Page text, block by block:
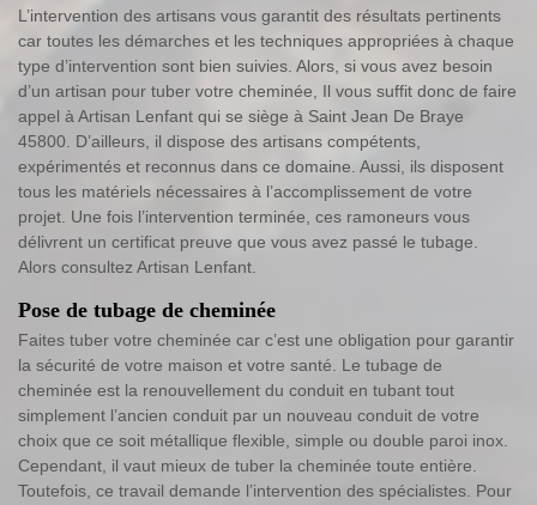
L’intervention des artisans vous garantit des résultats pertinents
car toutes les démarches et les techniques appropriées à chaque
type d’intervention sont bien suivies. Alors, si vous avez besoin
d’un artisan pour tuber votre cheminée, Il vous suffit donc de faire
appel à Artisan Lenfant qui se siège à Saint Jean De Braye
45800. D’ailleurs, il dispose des artisans compétents,
expérimentés et reconnus dans ce domaine. Aussi, ils disposent
tous les matériels nécessaires à l’accomplissement de votre
projet. Une fois l’intervention terminée, ces ramoneurs vous
délivrent un certificat preuve que vous avez passé le tubage.
Alors consultez Artisan Lenfant.
Pose de tubage de cheminée
Faites tuber votre cheminée car c’est une obligation pour garantir
la sécurité de votre maison et votre santé. Le tubage de
cheminée est la renouvellement du conduit en tubant tout
simplement l’ancien conduit par un nouveau conduit de votre
choix que ce soit métallique flexible, simple ou double paroi inox.
Cependant, il vaut mieux de tuber la cheminée toute entière.
Toutefois, ce travail demande l’intervention des spécialistes. Pour